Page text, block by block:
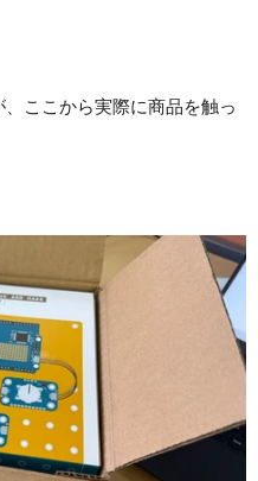
ここから実際に商品を触っ